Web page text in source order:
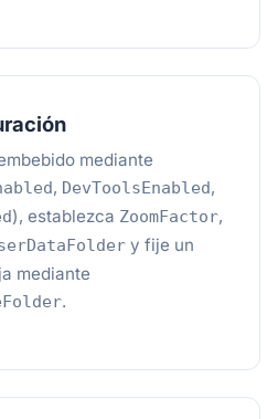
mediante
, DevToolsEnabled,
), establezca ZoomFactor,
y fije un
mediante
.